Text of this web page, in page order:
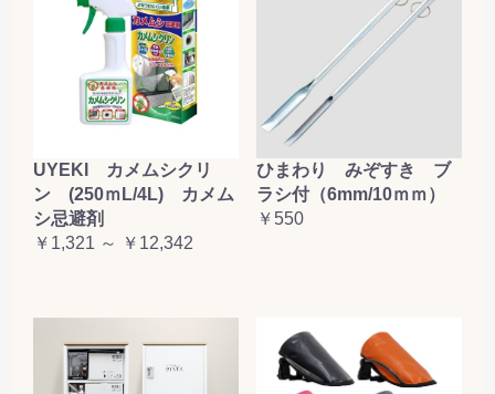
お買い物を続ける カートへ進む
UYEKI カメムシクリ
ン (250ｍL/4L) カメム
シ忌避剤
￥1,321 ～ ￥12,342
ひまわり みぞすき ブ
ラシ付（6mm/10ｍｍ）
￥550